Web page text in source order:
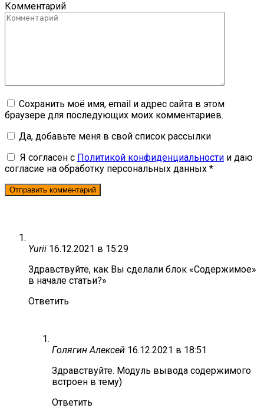
Комментарий
Сохранить моё имя, email и адрес сайта в этом
браузере для последующих моих комментариев.
Да, добавьте меня в свой список рассылки
Я согласен с Политикой конфиденциальности и даю
согласие на обработку персональных данных *
Yurii 16.12.2021 в 15:29
Здравствуйте, как Вы сделали блок «Содержимое»
в начале статьи?»
Ответить
Голягин Алексей 16.12.2021 в 18:51
Здравствуйте. Модуль вывода содержимого
встроен в тему)
Ответить